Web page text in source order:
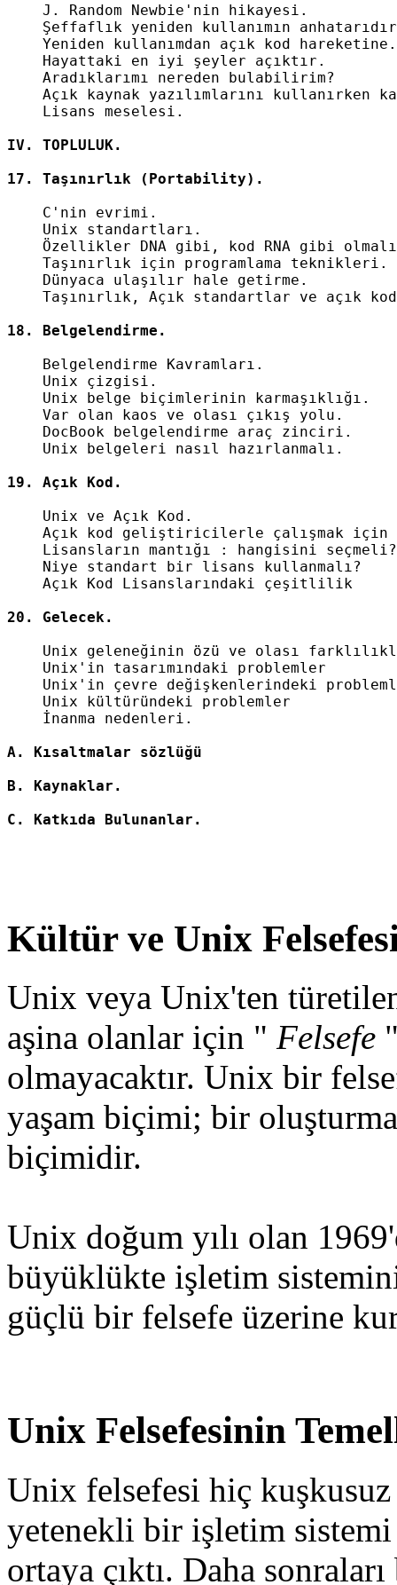
    J. Random Newbie'nin hikayesi.
Şeffaflık yeniden kullanımın
    Yeniden kullanımdan açık kod hareketine.
    Hayattaki en iyi şeyler açıktır.
    Aradıklarımı nereden bulabilirim?
Açık kaynak yazılımlarını kullanırken
    Lisans meselesi.
    C'nin evrimi.
    Unix standartları.
Özellikler DNA gibi, kod RNA gibi
    Taşınırlık için programlama teknikleri.
    Dünyaca ulaşılır hale getirme.
Taşınırlık, Açık standartlar ve açık
    Belgelendirme Kavramları.
    Unix çizgisi.
    Unix belge biçimlerinin karmaşıklığı.
    Var olan kaos ve olası çıkış yolu.
    DocBook belgelendirme araç zinciri.
    Unix belgeleri nasıl hazırlanmalı.
    Unix ve Açık Kod.
Açık kod geliştiricilerle çalışmak için
    Lisansların mantığı : hangisini seçmeli?
    Niye standart bir lisans kullanmalı?
    Açık Kod Lisanslarındaki çeşitlilik
Unix geleneğinin özü ve olası
    Unix'in tasarımındaki problemler
Unix'in çevre değişkenlerindeki
    Unix kültüründeki problemler
    İnanma nedenleri.
Kültür ve Unix
Unix veya Unix'ten
aşina olanlar için " Felsefe
olmayacaktır. Unix bir
yaşam biçimi; bir
biçimidir.
Unix doğum yılı olan
büyüklükte işletim
güçlü bir felsefe üzerine
Unix Felsefesinin
Unix felsefesi hiç
yetenekli bir işletim
ortaya çıktı. Daha